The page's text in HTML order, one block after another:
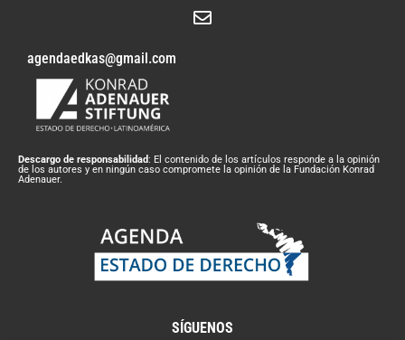
agendaedkas@gmail.com
Descargo de responsabilidad: El contenido de los artículos responde a la opinión
de los autores y en ningún caso compromete la opinión de la Fundación Konrad
Adenauer.
SÍGUENOS